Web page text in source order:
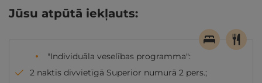
Jūsu atpūtā iekļauts:
"Individuāla veselības programma":
2 naktis divvietīgā Superior numurā 2 pers.;